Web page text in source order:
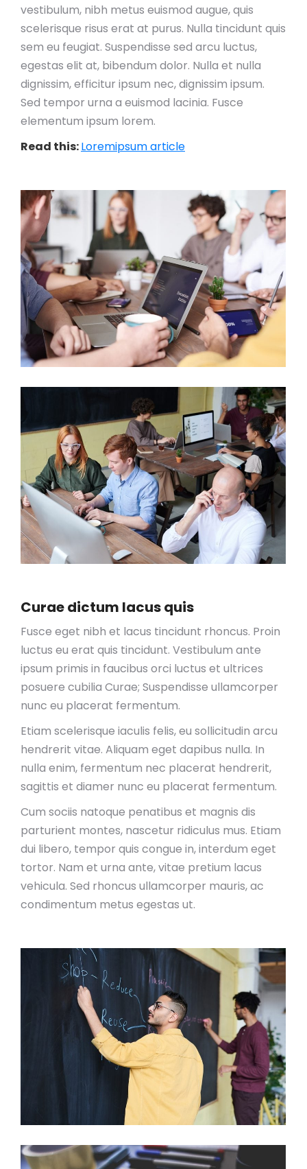
vestibulum, nibh metus euismod augue, quis
scelerisque risus erat at purus. Nulla tincidunt quis
sem eu feugiat. Suspendisse sed arcu luctus,
egestas elit at, bibendum dolor. Nulla et nulla
dignissim, efficitur ipsum nec, dignissim ipsum.
Sed tempor urna a euismod lacinia. Fusce
elementum ipsum lorem.
Read this:Loremipsum article
Curae dictum lacus quis
Fusce eget nibh et lacus tincidunt rhoncus. Proin
luctus eu erat quis tincidunt. Vestibulum ante
ipsum primis in faucibus orci luctus et ultrices
posuere cubilia Curae; Suspendisse ullamcorper
nunc eu placerat fermentum.
Etiam scelerisque iaculis felis, eu sollicitudin arcu
hendrerit vitae. Aliquam eget dapibus nulla. In
nulla enim, fermentum nec placerat hendrerit,
sagittis et diamer nunc eu placerat fermentum.
Cum sociis natoque penatibus et magnis dis
parturient montes, nascetur ridiculus mus. Etiam
dui libero, tempor quis congue in, interdum eget
tortor. Nam et urna ante, vitae pretium lacus
vehicula. Sed rhoncus ullamcorper mauris, ac
condimentum metus egestas ut.